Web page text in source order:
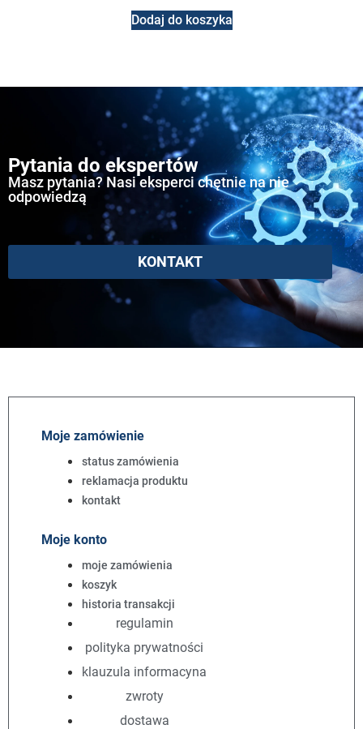
Dodaj do koszyka
Pytania do ekspertów
Masz pytania? Nasi eksperci chętnie na nie
odpowiedzą
KONTAKT
Moje zamówienie
status zamówienia
reklamacja produktu
kontakt
Moje konto
moje zamówienia
koszyk
historia transakcji
regulamin
polityka prywatności
klauzula informacyna
zwroty
dostawa